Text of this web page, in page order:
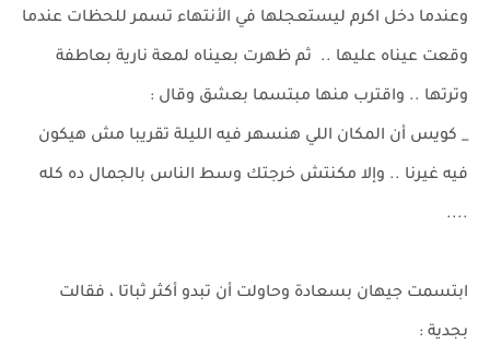
وعندما دخل اكرم ليستعجلها في الأنتهاء تسمر للحظات عندما
وقعت عيناه عليها .. ثم ظهرت بعيناه لمعة نارية بعاطفة
وترتها .. واقترب منها مبتسما بعشق وقال :
_ كويس أن المكان اللي هنسهر فيه الليلة تقريبا مش هيكون
فيه غيرنا .. وإلا مكنتش خرجتك وسط الناس بالجمال ده كله
....
ابتسمت جيهان بسعادة وحاولت أن تبدو أكثر ثباتا ، فقالت
بجدية :